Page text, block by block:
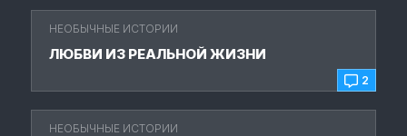
2
НЕОБЫЧНЫЕ ИСТОРИИ
ЛЮБВИ ИЗ РЕАЛЬНОЙ ЖИЗНИ
НЕОБЫЧНЫЕ ИСТОРИИ